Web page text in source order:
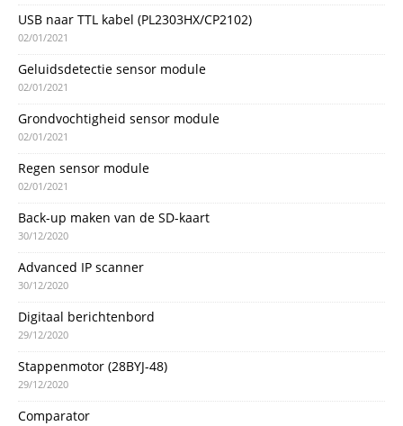
USB naar TTL kabel (PL2303HX/CP2102)
02/01/2021
Geluidsdetectie sensor module
02/01/2021
Grondvochtigheid sensor module
02/01/2021
Regen sensor module
02/01/2021
Back-up maken van de SD-kaart
30/12/2020
Advanced IP scanner
30/12/2020
Digitaal berichtenbord
29/12/2020
Stappenmotor (28BYJ-48)
29/12/2020
Comparator